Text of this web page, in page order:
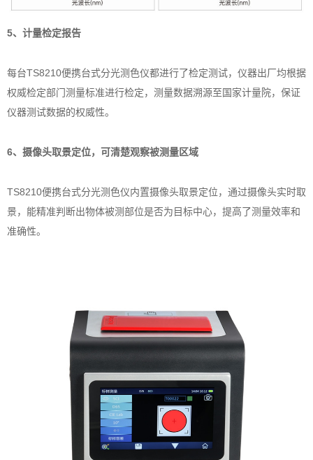
5、计量检定报告
每台TS8210便携台式分光测色仪都进行了检定测试，仪器出厂均根据
权威检定部门测量标准进行检定，测量数据溯源至国家计量院，保证
仪器测试数据的权威性。
6、摄像头取景定位，可清楚观察被测量区域
TS8210便携台式分光测色仪内置摄像头取景定位，通过摄像头实时取
景，能精准判断出物体被测部位是否为目标中心，提高了测量效率和
准确性。